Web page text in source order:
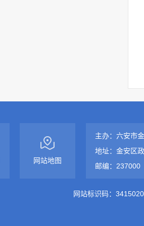
网站地图
主办：六安市
地址：金安区
邮编：237000
网站标识码：